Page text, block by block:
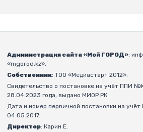
Администрация сайта «Мой ГОРОД»:
«mgorod.kz».
Собственник: ТОО «Медиастарт 2012».
Свидетельство о постановке на учёт ППИ
28.04.2023 года, выдано МИОР РК.
Дата и номер первичной постановки на
04.05.2017.
Директор: Карин Е.